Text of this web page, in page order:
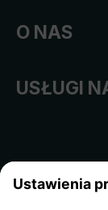
O NAS
USŁUGI